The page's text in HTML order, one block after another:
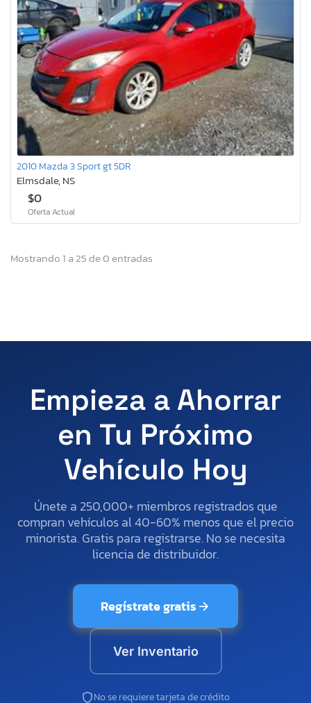
2010 Mazda 3 Sport gt 5DR
Elmsdale, NS
$0
Oferta Actual
Mostrando 1 a 25 de 0 entradas
Empieza a Ahorrar
en Tu Próximo
Vehículo Hoy
Únete a 250,000+ miembros registrados que
compran vehículos al 40-60% menos que el precio
minorista. Gratis para registrarse. No se necesita
licencia de distribuidor.
Regístrate gratis
Ver Inventario
No se requiere tarjeta de crédito